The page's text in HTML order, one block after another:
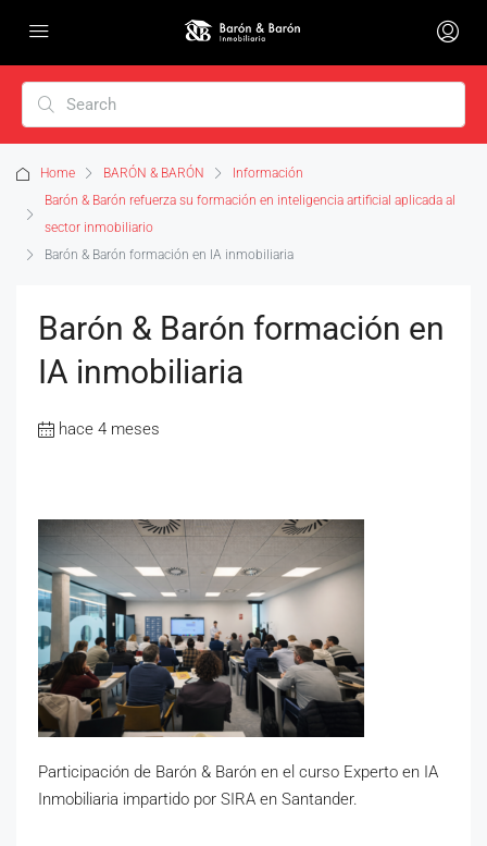
Home BARÓN & BARÓN
Información
Barón & Barón refuerza su formación en inteligencia artificial aplicada al
sector inmobiliario
Barón & Barón formación en IA inmobiliaria
Barón & Barón formación en
IA inmobiliaria
hace 4 meses
Participación de Barón & Barón en el curso Experto en IA
Inmobiliaria impartido por SIRA en Santander.